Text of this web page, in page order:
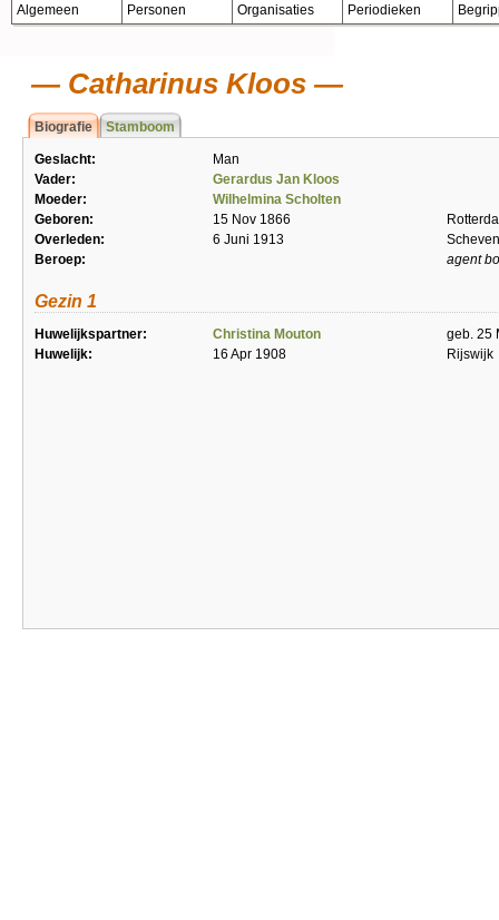
Algemeen Personen Organisaties Periodieken
Catharinus Kloos
Biografie Stamboom
Geslacht:
Man
Vader:
Gerardus Jan Kloos
Moeder:
Wilhelmina Scholten
Geboren:
15 Nov 1866
Overleden:
6 Juni 1913
Beroep:
agent
Gezin 1
Huwelijkspartner: Christina Mouton
geb. 25
Huwelijk:
16 Apr 1908 Rijswijk